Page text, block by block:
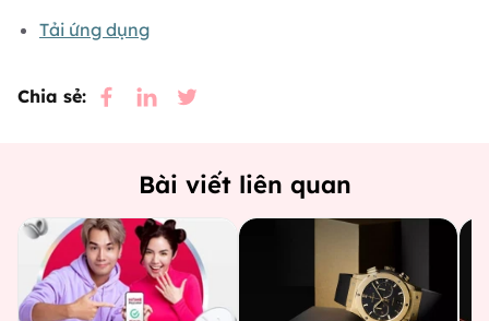
Tải ứng dụng
Chia sẻ:
Bài viết liên quan